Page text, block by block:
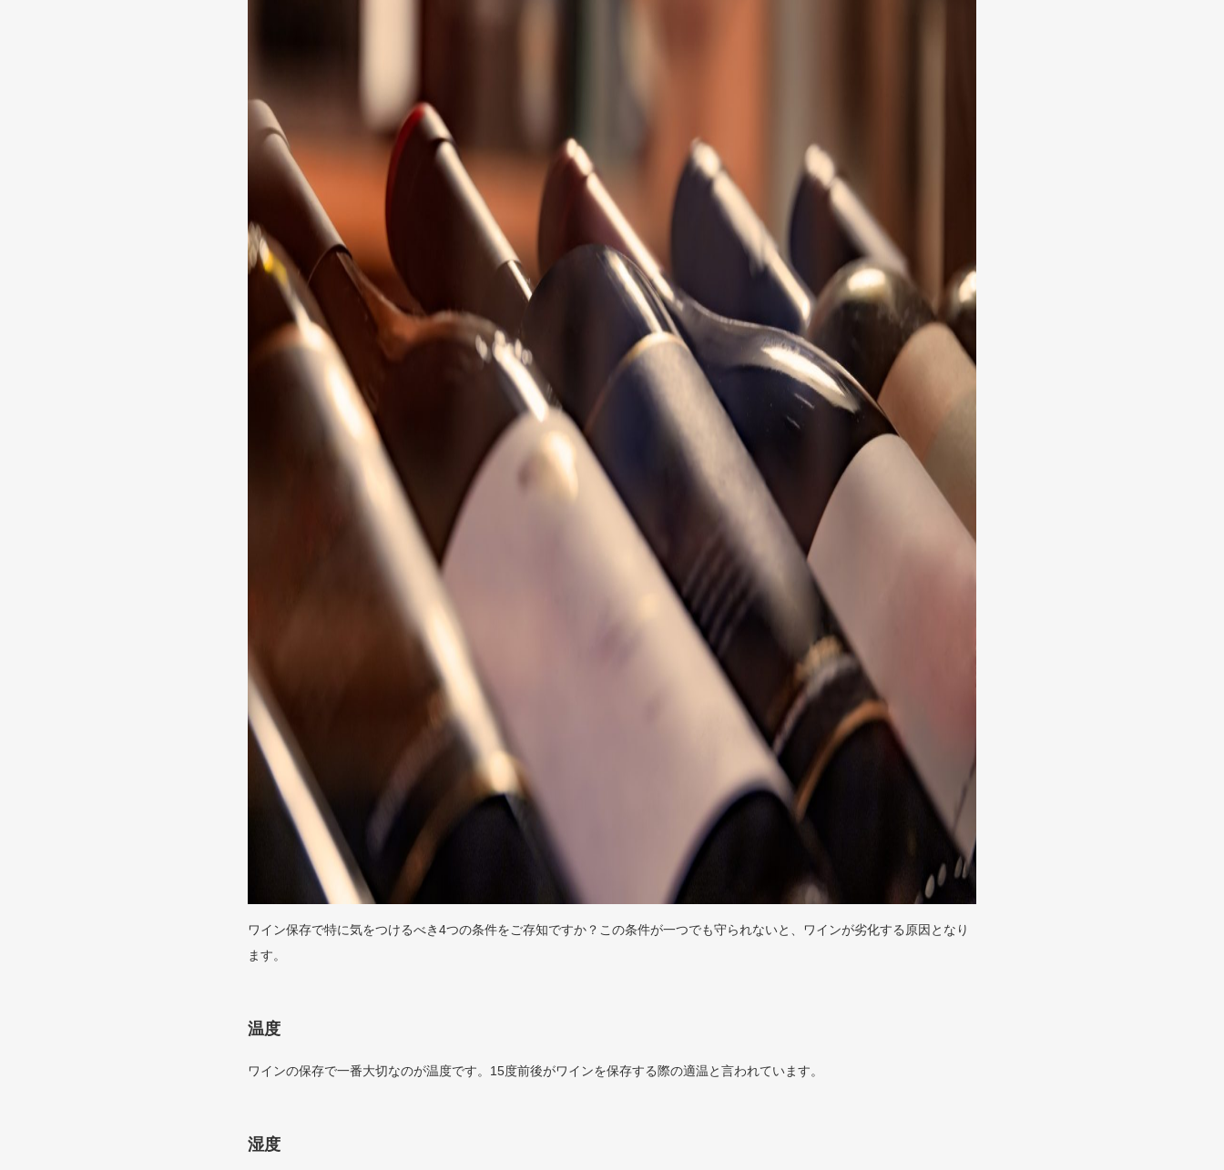
ワイン保存で特に気をつけるべき4つの条件をご存知ですか？この条件が一つでも守られないと、ワインが劣化する原因となり
ます。
温度
ワインの保存で一番大切なのが温度です。15度前後がワインを保存する際の適温と言われています。
湿度